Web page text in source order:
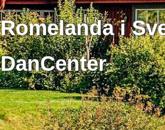
Romelanda i
DanCenter